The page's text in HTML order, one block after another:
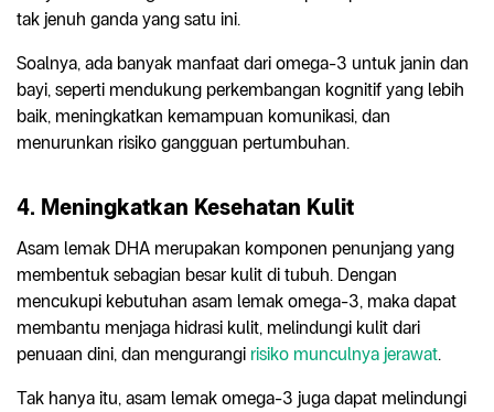
tak jenuh ganda yang satu ini.
Soalnya, ada banyak manfaat dari omega-3 untuk janin dan
bayi, seperti mendukung perkembangan kognitif yang lebih
baik, meningkatkan kemampuan komunikasi, dan
menurunkan risiko gangguan pertumbuhan.
4. Meningkatkan Kesehatan Kulit
Asam lemak DHA merupakan komponen penunjang yang
membentuk sebagian besar kulit di tubuh. Dengan
mencukupi kebutuhan asam lemak omega-3, maka dapat
membantu menjaga hidrasi kulit, melindungi kulit dari
penuaan dini, dan mengurangi risiko munculnya jerawat.
Tak hanya itu, asam lemak omega-3 juga dapat melindungi